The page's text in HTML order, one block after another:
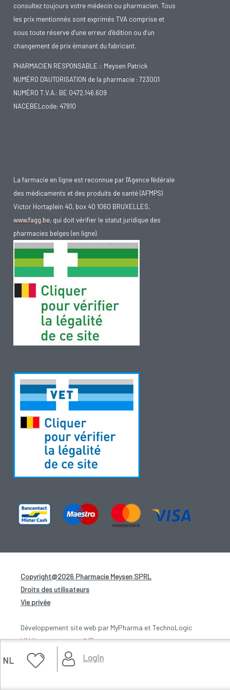
NL Login
consultez toujours votre médecin ou pharmacien. Tous
les prix mentionnés sont exprimés TVA comprise et
sous toute réserve d’une erreur d’édition ou d’un
changement de prix émanant du fabricant.
PHARMACIEN RESPONSABLE :: Meysen Patrick
NUMÉRO D'AUTORISATION de la pharmacie : 723001
NUMÉRO T.V.A.: BE 0472.146.609
NACEBELcode: 47910
La farmacie en ligne est reconnue par l'Agence fédérale
des médicaments et des produits de santé (AFMPS)
Victor Hortaplein 40, box 40 1060 BRUXELLES,
www.fagg.be, qui doit vérifier le statut juridique des
pharmacies belges (en ligne).
Copyright@2026 Pharmacie Meysen SPRL
Droits des utilisateurs
Vie privée
Développement site web par MyPharma et TechnoLogic
L'Hébergement par @iPower